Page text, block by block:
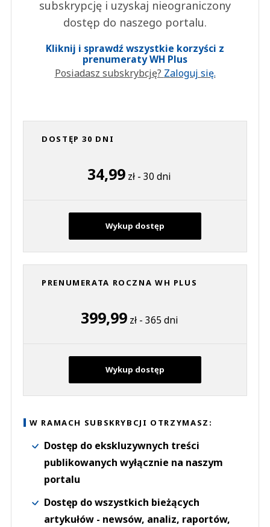
subskrypcję i uzyskaj nieograniczony
dostęp do naszego portalu.
Kliknij i sprawdź wszystkie korzyści z
prenumeraty WH Plus
Posiadasz subskrybcję? Zaloguj się.
DOSTĘP 30 DNI
34,99 zł - 30 dni
Wykup dostęp
PRENUMERATA ROCZNA WH PLUS
399,99zł - 365 dni
Wykup dostęp
W RAMACH SUBSKRYBCJI OTRZYMASZ:
Dostęp do ekskluzywnych treści
publikowanych wyłącznie na naszym
portalu
Dostęp do wszystkich bieżących
artykułów - newsów, analiz, raportów,